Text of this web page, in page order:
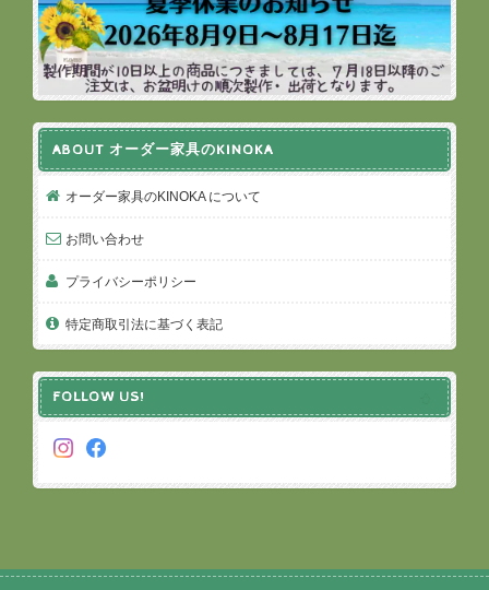
ABOUT オーダー家具のKINOKA
オーダー家具のKINOKA について
お問い合わせ
プライバシーポリシー
特定商取引法に基づく表記
FOLLOW US!